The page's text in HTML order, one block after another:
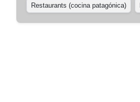
Restaurants (cocina patagónica)